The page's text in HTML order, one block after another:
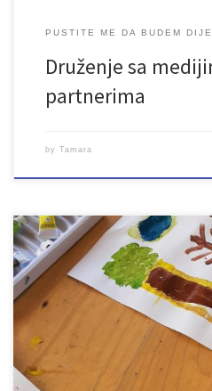
PUSTITE ME DA BUDEM
Druženje sa
partnerima
by Tamara
U periodu od 1. decembra 2020. do
Udruženje „Lan“ iz Bihaća, uz
Schuler Helfen Leben realizira
dijete“. Glavni cilj projekta je
mladih u gradu Bihaću i djece u
Sedra i […]